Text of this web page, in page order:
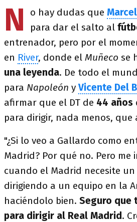
N o hay dudas que
para dar el salto al
entrenador, pero por el
en River, donde el Muñeco se
una leyenda. De todo el
para Napoleón y Vicente Del
afirmar que el DT de 44 años
para dirigir, nada menos, que
"¿Si lo veo a Gallardo como
Madrid? Por qué no. Pero me
cuando el Madrid necesite
dirigiendo a un equipo en la
haciéndolo bien. Seguro que
para dirigir al Real Madrid.